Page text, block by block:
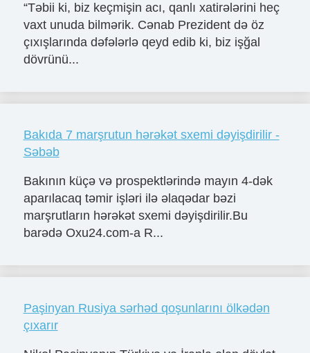
“Təbii ki, biz keçmişin acı, qanlı xatirələrini heç
vaxt unuda bilmərik. Cənab Prezident də öz
çıxışlarında dəfələrlə qeyd edib ki, biz işğal
dövrünü...
Bakıda 7 marşrutun hərəkət sxemi dəyişdirilir -
Səbəb
Bakının küçə və prospektlərində mayın 4-dək
aparılacaq təmir işləri ilə əlaqədar bəzi
marşrutların hərəkət sxemi dəyişdirilir.Bu
barədə Oxu24.com-a R...
Paşinyan Rusiya sərhəd qoşunlarını ölkədən
çıxarır